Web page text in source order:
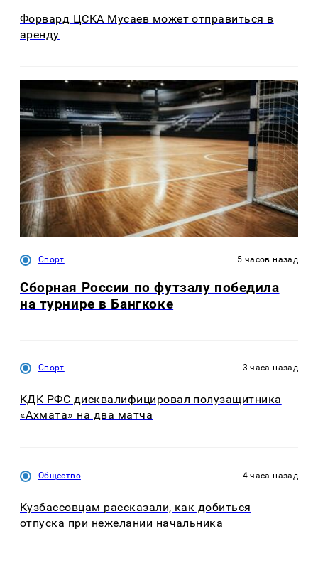
Форвард ЦСКА Мусаев может отправиться в
аренду
Спорт 5 часов назад
Сборная России по футзалу победила
на турнире в Бангкоке
Спорт 3 часа назад
КДК РФС дисквалифицировал полузащитника
«Ахмата» на два матча
Общество 4 часа назад
Кузбассовцам рассказали, как добиться
отпуска при нежелании начальника